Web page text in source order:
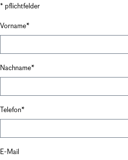
* pflichtfelder
Vorname
Nachname
Telefon
E-Mail